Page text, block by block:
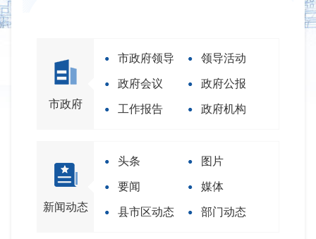
市政府
市政府领导 领导活动
政府会议 政府公报
工作报告 政府机构
新闻动态
头条 图片
要闻 媒体
县市区动态 部门动态